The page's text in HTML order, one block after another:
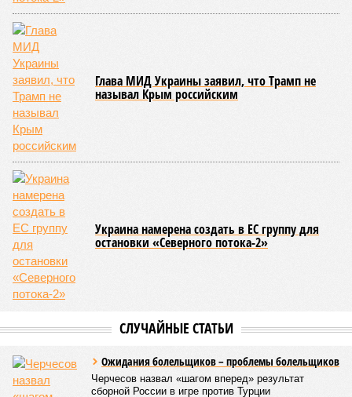
Глава МИД Украины заявил, что Трамп не
называл Крым российским
Украина намерена создать в ЕС группу для
остановки «Северного потока-2»
СЛУЧАЙНЫЕ СТАТЬИ
Ожидания болельщиков – проблемы болельщиков
Черчесов назвал «шагом вперед» результат
сборной России в игре против Турции